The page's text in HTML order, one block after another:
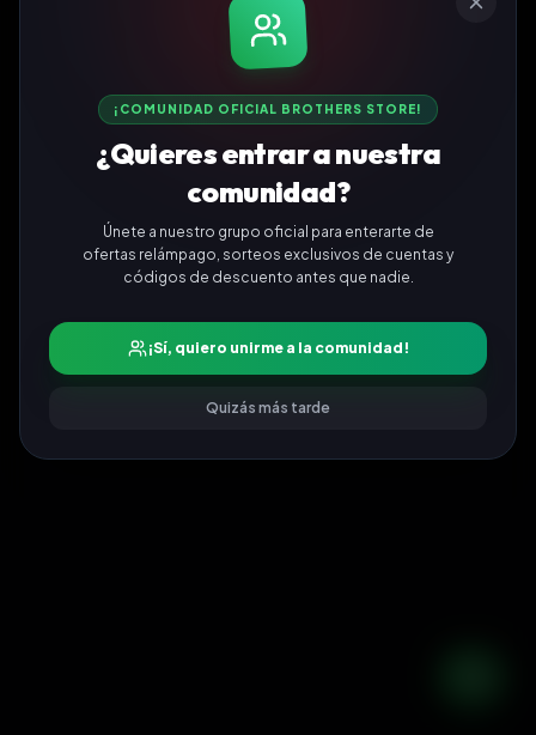
¡COMUNIDAD OFICIAL BROTHERS STORE!
¿Quieres entrar a nuestra
comunidad?
Únete a nuestro grupo oficial para enterarte de
ofertas relámpago, sorteos exclusivos de cuentas y
códigos de descuento antes que nadie.
¡Sí, quiero unirme a la comunidad!
Quizás más tarde